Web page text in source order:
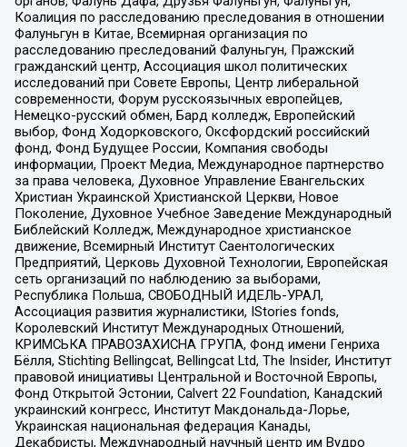
Коалиция по расследованию преследования в отношении
Фалуньгун в Китае, Всемирная организация по
расследованию преследований Фалуньгун, Пражский
гражданский центр, Ассоциация школ политических
исследований при Совете Европы, Центр либеральной
современности, Форум русскоязычных европейцев,
Немецко-русский обмен, Бард колледж, Европейский
выбор, Фонд Ходорковского, Оксфордский российский
фонд, Фонд Будущее России, Компания свободы
информации, Проект Медиа, Международное партнерство
за права человека, Духовное Управление Евангельских
Христиан Украинской Христианской Церкви, Новое
Поколение, Духовное Учебное Заведение Международный
Библейский Колледж, Международное христианское
движение, Всемирный Институт Саентологических
Предприятий, Церковь Духовной Технологии, Европейская
сеть организаций по наблюдению за выборами,
Республика Польша, СВОБОДНЫЙ ИДЕЛЬ-УРАЛ,
Ассоциация развития журналистики, IStories fonds,
Королевский Институт Международных Отношений,
КРИМСЬКА ПРАВОЗАХИСНА ГРУПА, Фонд имени Генриха
Бёлля, Stichting Bellingcat, Bellingcat Ltd, The Insider, Институт
правовой инициативы Центральной и Восточной Европы,
Фонд Открытой Эстонии, Calvert 22 Foundation, Канадский
украинский конгресс, Институт Макдональда-Лорье,
Украинская национальная федерация Канады,
Декабристы, Международный научный центр им Вудро